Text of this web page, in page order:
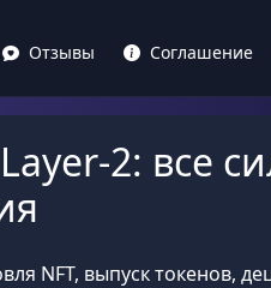
Отзывы Соглашение
2: все
NFT, выпуск токенов,